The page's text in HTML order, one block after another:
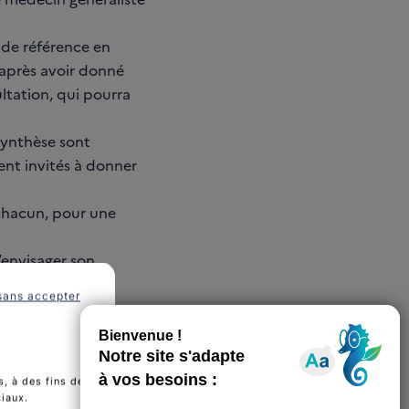
référence en
avoir donné
qui pourra
sont
invités à donner
pour une
son
à des fins de
accepter